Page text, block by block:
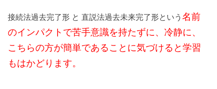
接続法過去完了形 と 直説法過去未来完了形という名前
のインパクトで苦手意識を持たずに、冷静に、
こちらの方が簡単であることに気づけると学習
もはかどります。